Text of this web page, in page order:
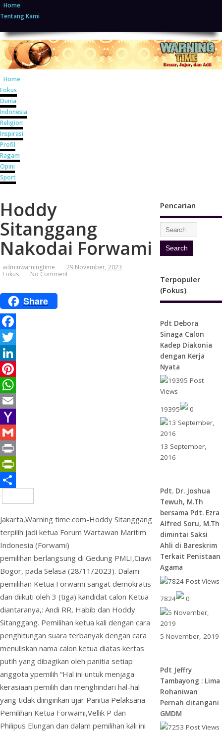
Home
Tentang Kami
Home
Fokus
Dunia
Indonesia
Religion
Inspirasi
Profil
Ragam
Opini
Sport
Hoddy
Sitanggang
Nakodai Forwami
adminwarningtime
29 November, 2023
Fokus
No Comment
Share
F
a
c
e
b
o
o
k
T
w
t
e
r
L
n
e
d
n
P
t
e
r
e
s
W
a
t
s
A
p
E
m
a
Y
a
h
o
o
i
l
G
m
a
i
P
i
P
r
t
F
r
i
e
n
d
l
a
r
e
Jakarta,Warning time.com-Hoddy Sitanggang
terpilih jadi ketua Forum Wartawan Maritim
Indonesia (Forwami)
pemilihan berlangsung di Gedung PMLI,Ciawi
Bogor, pada Selasa (28/11/2023). Dalam
pemilihan Ketua Forwami sangat demokratis
dan diikuti oleh 3 (tiga) kandidat calon Ketua
diantaranya,: Andi RR, Habib dan Hoddy
Sitanggang. Pemilihan ketua kali dengan cara
penghitungan suara terbanyak dengan cara
menuliskan nama calon ketua diatas kertas
putih yang dibagikan oleh panitia setiap
anggota ypemilih “Hal ini untuk menjaga
kerasiaan pemilih dan menghindari hal-hal
yang tidak diinginkan ujar Panitia Pelaksana
Pemilihan Ketua Forwami,Vellik P dan
Philipus Elungan dan dalam pemilihan kali ini
Pencarian
Terpopuler
(Fokus)
Pdt Debora
Sinaga Calon
Kadep Diakonia
dengan Kerja
Nyata
19395 0
13 September,
2016
Pdt. Dr. Joshua
Tewuh, M.Th
bersama Pdt. Ezra
Alfred Soru, M.Th
dimintai Saksi
Ahli di Bareskrim
Terkait Penistaan
Agama
7824 0
5 November, 2019
Pdt Jeffry
Tambayong : Lima
Rohaniwan
Pernah ditangani
GMDM